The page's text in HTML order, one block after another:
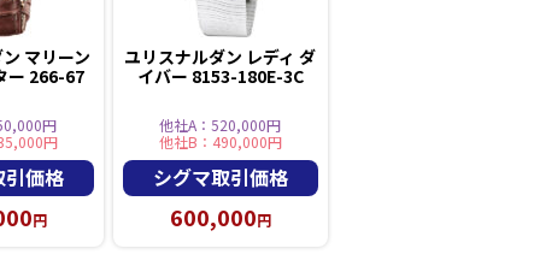
マリーン
ー 266-67
円
円
価格
円
ユリスナルダン レディ ダ
イバー 8153-180E-3C
他社A：520,000円
他社B：490,000円
シグマ取引価格
600,000円